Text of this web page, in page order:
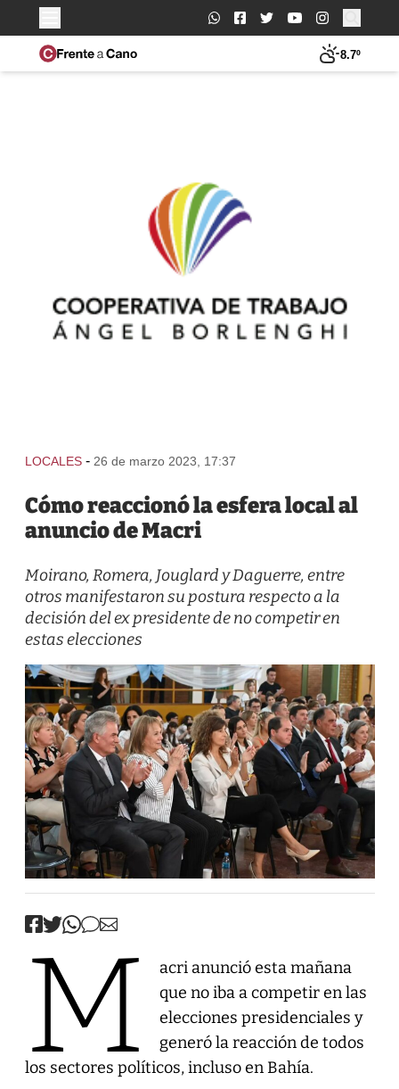
Buscar:
8.7º
LOCALES - 26 de marzo 2023, 17:37
Cómo reaccionó la esfera local al
anuncio de Macri
Moirano, Romera, Jouglard y Daguerre, entre
otros manifestaron su postura respecto a la
decisión del ex presidente de no competir en
estas elecciones
M
acri anunció esta mañana
que no iba a competir en las
elecciones presidenciales y
generó la reacción de todos
los sectores políticos, incluso en Bahía.